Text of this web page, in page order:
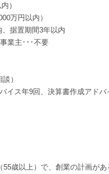
）
万円以内）
据置期間3年以内
業主･･･不要
）
イス年9回、決算書作成アドバ
歳以上）で、創業の計画があ